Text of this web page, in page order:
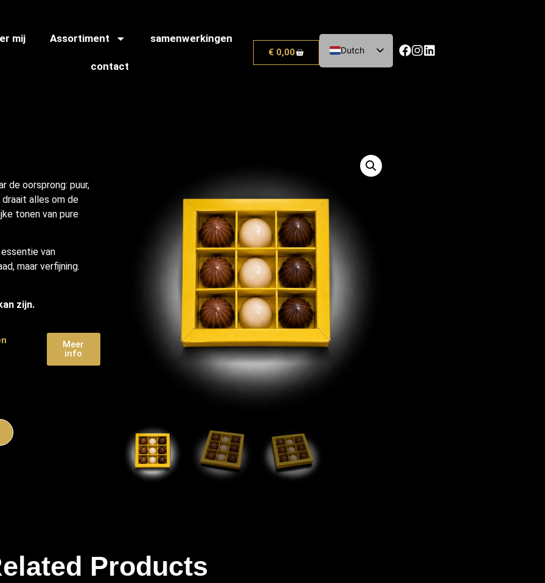
mij Assortiment samenwerkingen
contact
€0,00
Dutch
English
de oorsprong: puur,
alles om de
tonen van pure
van
maar verfijning.
zijn.
Meer
info
Products